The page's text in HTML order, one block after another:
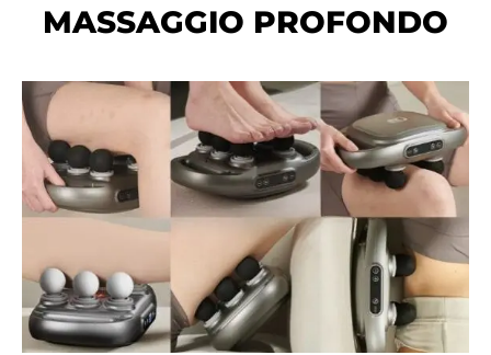
MASSAGGIO PROFONDO